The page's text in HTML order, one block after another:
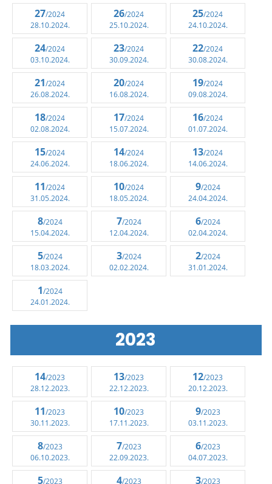
27/2024
28.10.2024.
26/2024
25.10.2024.
25/2024
24.10.2024.
24/2024
03.10.2024.
23/2024
30.09.2024.
22/2024
30.08.2024.
21/2024
26.08.2024.
20/2024
16.08.2024.
19/2024
09.08.2024.
18/2024
02.08.2024.
17/2024
15.07.2024.
16/2024
01.07.2024.
15/2024
24.06.2024.
14/2024
18.06.2024.
13/2024
14.06.2024.
11/2024
31.05.2024.
10/2024
18.05.2024.
9/2024
24.04.2024.
8/2024
15.04.2024.
7/2024
12.04.2024.
6/2024
02.04.2024.
5/2024
18.03.2024.
3/2024
02.02.2024.
2/2024
31.01.2024.
1/2024
24.01.2024.
2023
14/2023
28.12.2023.
13/2023
22.12.2023.
12/2023
20.12.2023.
11/2023
30.11.2023.
10/2023
17.11.2023.
9/2023
03.11.2023.
8/2023
06.10.2023.
7/2023
22.09.2023.
6/2023
04.07.2023.
5/2023
4/2023
3/2023